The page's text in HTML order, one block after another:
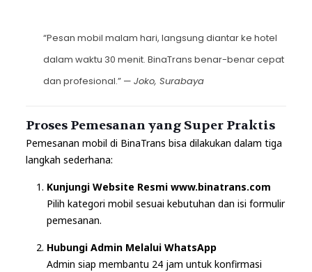
“Pesan mobil malam hari, langsung diantar ke hotel
dalam waktu 30 menit. BinaTrans benar-benar cepat
dan profesional.” — Joko, Surabaya
Proses Pemesanan yang Super Praktis
Pemesanan mobil di BinaTrans bisa dilakukan dalam tiga
langkah sederhana:
Kunjungi Website Resmi www.binatrans.com
Pilih kategori mobil sesuai kebutuhan dan isi formulir
pemesanan.
Hubungi Admin Melalui WhatsApp
Admin siap membantu 24 jam untuk konfirmasi